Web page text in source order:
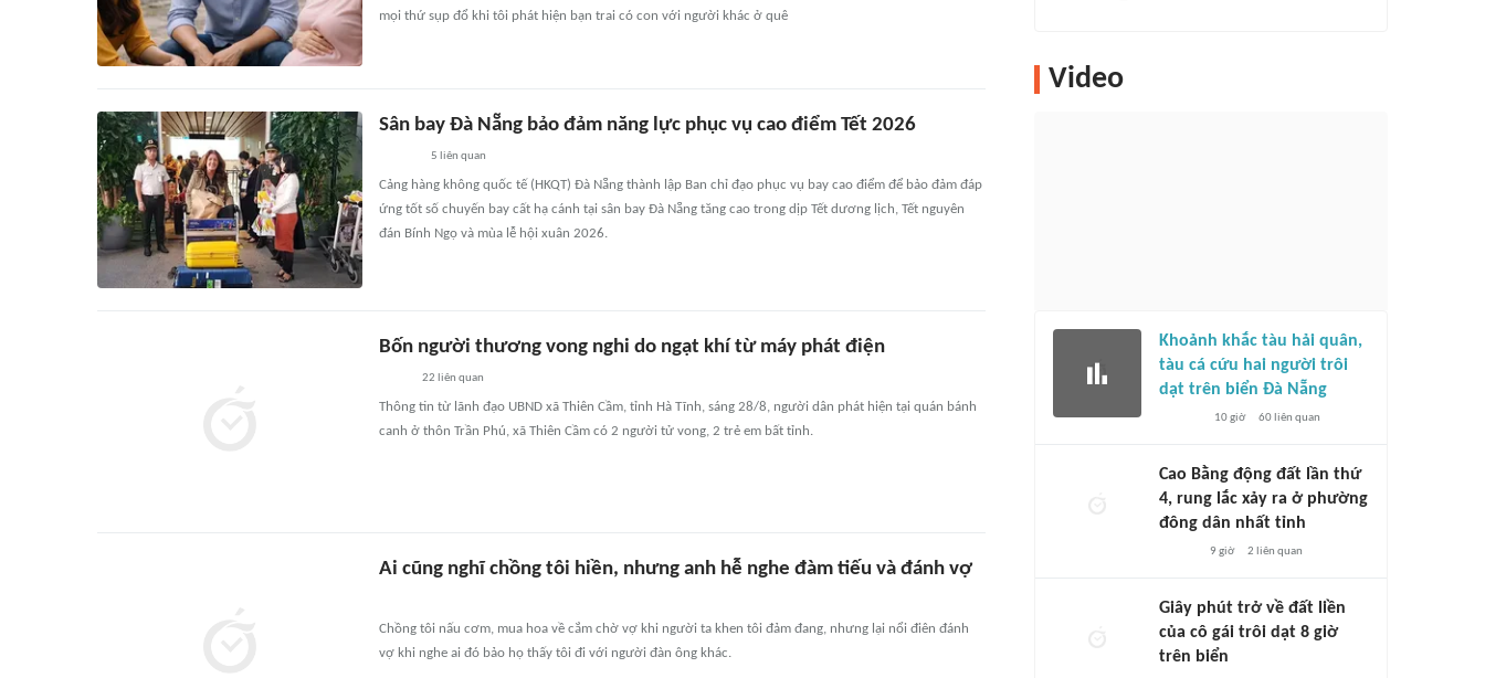
mọi thứ sụp đổ khi tôi phát hiện bạn trai có con với người khác ở quê
Sân bay Đà Nẵng bảo đảm năng lực phục vụ cao điểm Tết 2026
5 liên quan
Cảng hàng không quốc tế (HKQT) Đà Nẵng thành lập Ban chỉ đạo phục vụ bay cao điểm để bảo đảm đáp
ứng tốt số chuyến bay cất hạ cánh tại sân bay Đà Nẵng tăng cao trong dịp Tết dương lịch, Tết nguyên
đán Bính Ngọ và mùa lễ hội xuân 2026.
Bốn người thương vong nghi do ngạt khí từ máy phát điện
22 liên quan
Thông tin từ lãnh đạo UBND xã Thiên Cầm, tỉnh Hà Tĩnh, sáng 28/8, người dân phát hiện tại quán bánh
canh ở thôn Trần Phú, xã Thiên Cầm có 2 người tử vong, 2 trẻ em bất tỉnh.
Ai cũng nghĩ chồng tôi hiền, nhưng anh hễ nghe đàm tiếu và đánh vợ
Chồng tôi nấu cơm, mua hoa về cắm chờ vợ khi người ta khen tôi đảm đang, nhưng lại nổi điên đánh
vợ khi nghe ai đó bảo họ thấy tôi đi với người đàn ông khác.
Video
Khoảnh khắc tàu hải quân,
tàu cá cứu hai người trôi
dạt trên biển Đà Nẵng
10 giờ 60liên quan
Cao Bằng động đất lần thứ
4, rung lắc xảy ra ở phường
đông dân nhất tỉnh
9 giờ 2 liên quan
Giây phút trở về đất liền
của cô gái trôi dạt 8 giờ
trên biển